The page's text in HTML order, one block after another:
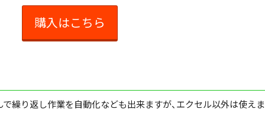
購入はこちら
繰り返し作業を自動化なども出来ますが、エクセル以外は使えま